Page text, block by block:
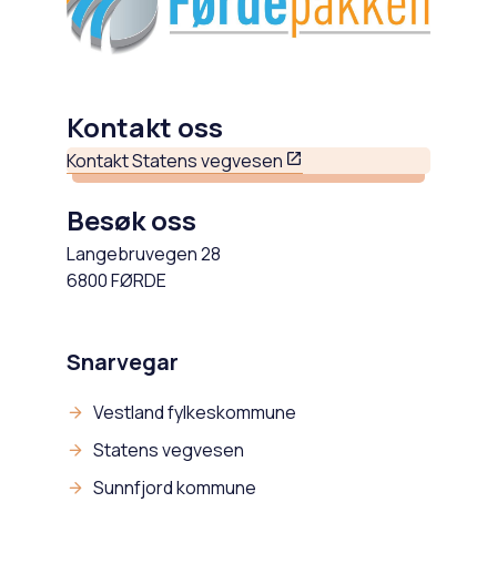
Kontakt oss
Kontakt Statens vegvesen
Besøk oss
Langebruvegen 28
6800 FØRDE
Snarvegar
Vestland fylkeskommune
Statens vegvesen
Sunnfjord kommune